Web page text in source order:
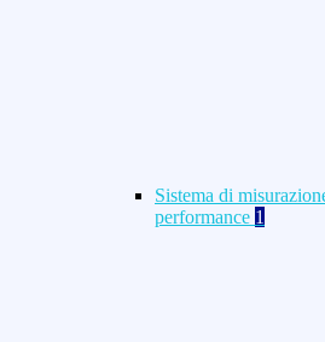
Sistema di
performance 1